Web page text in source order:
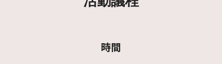
時間